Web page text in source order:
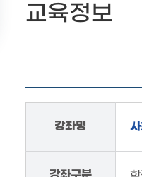
교육정보
강좌명